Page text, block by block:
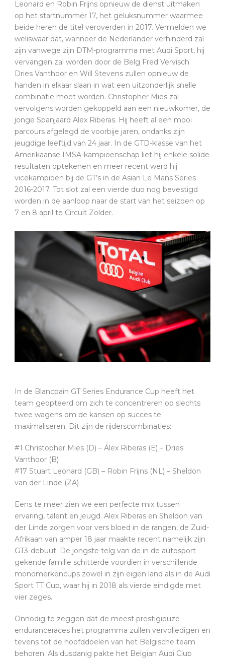
Leonard en Robin Frijns opnieuw de dienst uitmaken
op het startnummer 17, het geluksnummer waarmee
beide heren de titel veroverden in 2017. Vermelden we
weliswaar dat, wanneer de Nederlander verhinderd zal
zijn vanwege zijn DTM-programma met Audi Sport, hij
vervangen zal worden door de Belg Fred Vervisch.
Dries Vanthoor en Will Stevens zullen opnieuw de
handen in elkaar slaan in wat een uitzonderlijk snelle
combinatie moet worden. Christopher Mies zal
vervolgens worden gekoppeld aan een nieuwkomer, de
jonge Spanjaard Alex Riberas. Hij heeft al een mooi
parcours afgelegd de voorbije jaren, ondanks zijn
jeugdige leeftijd van 24 jaar. In de GTD-klasse van het
Amerikaanse IMSA-kampioenschap liet hij enkele solide
resultaten optekenen en meer recent werd hij
vicekampioen bij de GT’s in de Asian Le Mans Series
2016-2017. Tot slot zal een vierde duo nog bevestigd
worden in de aanloop naar de start van het seizoen op
7 en 8 april te Circuit Zolder.
In de Blancpain GT Series Endurance Cup heeft het
team geopteerd om zich te concentreren op slechts
twee wagens om de kansen op succes te
maximaliseren. Dit zijn de rijderscombinaties:
#1 Christopher Mies (D) – Álex Riberas (E) – Dries
Vanthoor (B)
#17 Stuart Leonard (GB) – Robin Frijns (NL) – Sheldon
van der Linde (ZA)
Eens te meer zien we een perfecte mix tussen
ervaring, talent en jeugd. Alex Riberas en Sheldon van
der Linde zorgen voor vers bloed in de rangen, de Zuid-
Afrikaan van amper 18 jaar maakte recent namelijk zijn
GT3-debuut. De jongste telg van de in de autosport
gekende familie schitterde voordien in verschillende
monomerkencups zowel in zijn eigen land als in de Audi
Sport TT Cup, waar hij in 2018 als vierde eindigde met
vier zeges.
Onnodig te zeggen dat de meest prestigieuze
enduranceraces het programma zullen vervolledigen en
tevens tot de hoofddoelen van het Belgische team
behoren. Als dusdanig pakte het Belgian Audi Club